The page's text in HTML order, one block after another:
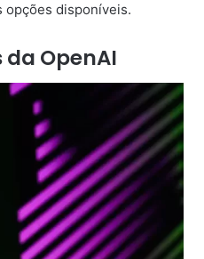
opções disponíveis.
OpenAI